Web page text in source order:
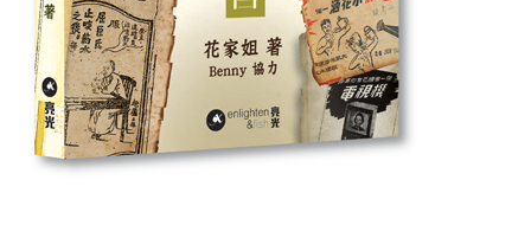
聯絡我們+郵費
海外訂購書籍
登入